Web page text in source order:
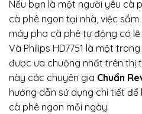
Nếu bạn là một người yêu cà
cà phê ngon tại nhà, việc
máy pha cà phê tự động có
Và Philips HD7751 là một
được ưa chuộng nhất trên thị
này các chuyên gia Chuẩn
hướng dẫn sử dụng chi tiết
cà phê ngon mỗi ngày.